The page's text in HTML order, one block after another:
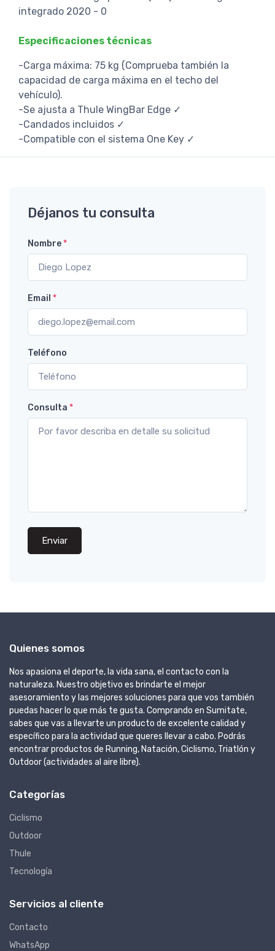
integrado 2020 - 0
Especificaciones técnicas
-Carga máxima: 75 kg (Comprueba también la
capacidad de carga máxima en el techo del
vehículo).
-Se ajusta a Thule WingBar Edge ✓
-Candados incluidos ✓
-Compatible con el sistema One Key ✓
Déjanos tu consulta
Nombre*
Email *
Teléfono
Consulta *
Enviar
Quienes somos
Nos apasiona el deporte, la vida sana, el contacto con la
naturaleza. Nuestro objetivo es brindarte el mejor
asesoramiento y las mejores soluciones para que vos también
puedas hacer lo que más te gusta. Comprando en Sumitate,
sabes que vas a llevarte un producto de excelente calidad y
específico para la actividad que queres llevar a cabo. Podrás
encontrar productos de Running, Natación, Ciclismo, Triatlón y
Outdoor (actividades al aire libre).
Categorías
Ciclismo
Outdoor
Thule
Tecnología
Servicios al cliente
Contacto
WhatsApp